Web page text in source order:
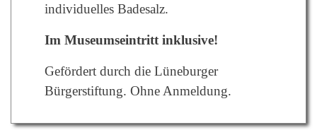
individuelles Badesalz.
Im Museumseintritt inklusive!
Gefördert durch die Lüneburger
Bürgerstiftung. Ohne Anmeldung.